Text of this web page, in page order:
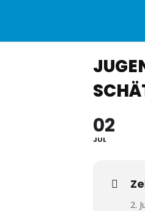
Nord
02
JUL
2.